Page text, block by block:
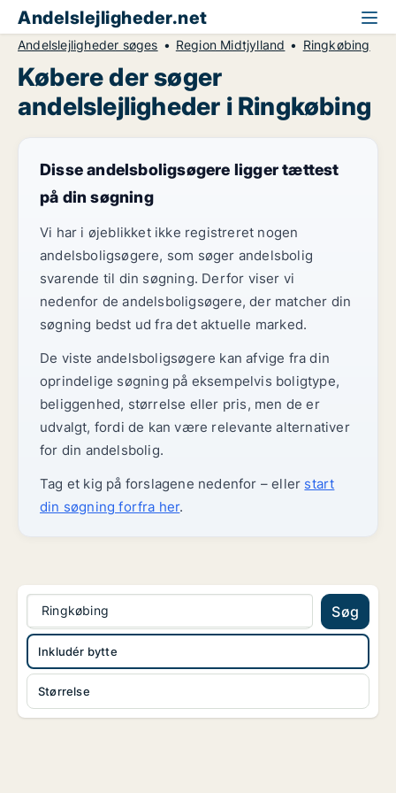
Andelslejligheder.net
Andelslejligheder søges Region Midtjylland Ringkøbing
Købere der søger
andelslejligheder i Ringkøbing
Disse andelsboligsøgere ligger tættest
på din søgning
Vi har i øjeblikket ikke registreret nogen
andelsboligsøgere, som søger andelsbolig
svarende til din søgning. Derfor viser vi
nedenfor de andelsboligsøgere, der matcher din
søgning bedst ud fra det aktuelle marked.
De viste andelsboligsøgere kan afvige fra din
oprindelige søgning på eksempelvis boligtype,
beliggenhed, størrelse eller pris, men de er
udvalgt, fordi de kan være relevante alternativer
for din andelsbolig.
Tag et kig på forslagene nedenfor – eller start
din søgning forfra her.
Ringkøbing Søg
Størrelse
Inkludér bytte